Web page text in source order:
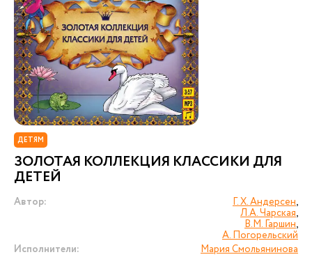
ДЕТЯМ
ЗОЛОТАЯ КОЛЛЕКЦИЯ КЛАССИКИ ДЛЯ
ДЕТЕЙ
Автор: Г. Х. Андерсен,
Л.А. Чарская,
В.М. Гаршин,
А. Погорельский
Исполнители:
Мария Смольянинова